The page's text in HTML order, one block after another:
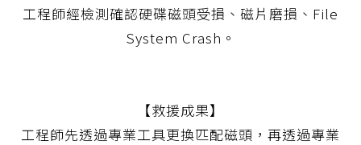
工程師經檢測確認硬碟磁頭受損、磁片磨損、File
System Crash。
【救援成果】
工程師先透過專業工具更換匹配磁頭，再透過專業